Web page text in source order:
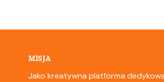
MISJA
Jako kreatywna platforma